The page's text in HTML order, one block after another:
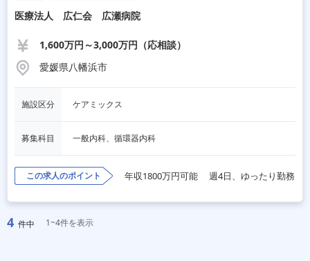
医療法人 広仁会 広瀬病院
1,600万円～3,000万円（応相談）
愛媛県八幡浜市
施設区分 ケアミックス
募集科目 一般内科、循環器内科
この求人のポイント 年収1800万円可能 週4日、ゆったり勤務
4 件中 1~4件を表示